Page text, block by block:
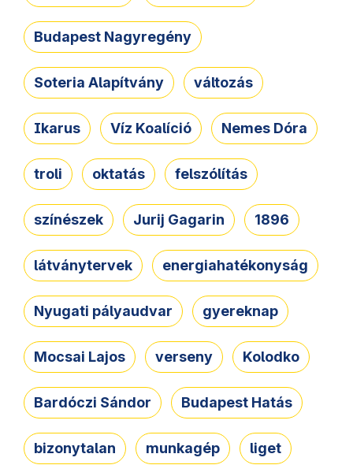
Budapest Nagyregény
Soteria Alapítvány változás
Ikarus Víz Koalíció Nemes Dóra
troli oktatás felszólítás
színészek Jurij Gagarin 1896
látványtervek energiahatékonyság
Nyugati pályaudvar gyereknap
Mocsai Lajos verseny Kolodko
Bardóczi Sándor Budapest Hatás
bizonytalan munkagép liget